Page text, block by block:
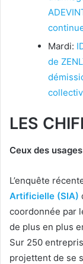
Mardi:
de
LES
Ceux des
L’enquête
Artificielle (SIA)
coordonnée par
de plus en plus
Sur 250
projettent de se